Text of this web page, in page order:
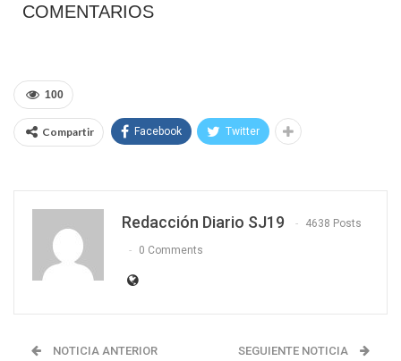
COMENTARIOS
100
Compartir Facebook Twitter
Redacción Diario SJ19 4638 Posts
0 Comments
NOTICIA ANTERIOR SEGUIENTE NOTICIA